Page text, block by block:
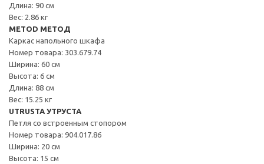
Длина: 90 см
Вес: 2.86 кг
METOD МЕТОД
Каркас напольного шкафа
Номер товара: 303.679.74
Ширина: 60 см
Высота: 6 см
Длина: 88 см
Вес: 15.25 кг
UTRUSTA УТРУСТА
Петля со встроенным стопором
Номер товара: 904.017.86
Ширина: 20 см
Высота: 15 см